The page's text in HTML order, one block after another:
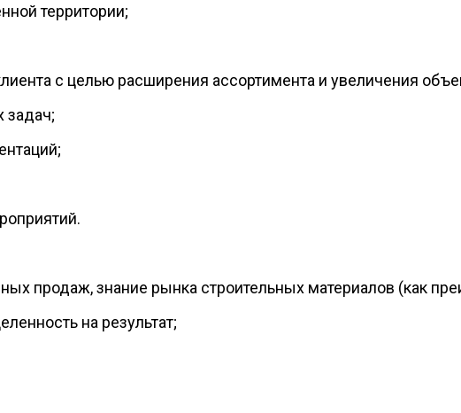
территории;
с целью расширения ассортимента и увеличения
задач;
продаж, знание рынка строительных материалов (как
на результат;